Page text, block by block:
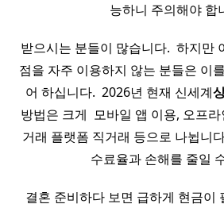
능하니 주의해야 합
받으시는 분들이 많습니다. ​ 하지만
점을 자주 이용하지 않는 분들은 이
어 하십니다. ​ 2026년 현재 신세계
방법은 크게 ​ 모바일 앱 이용, 오프
거래 플랫폼 직거래 등으로 나뉩니
수료율과 손해를 줄일
결혼 준비하다 보면 급하게 현금이